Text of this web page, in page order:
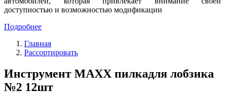
доступностью и возможностью модификации
Подробнее
Главная
Рассортировать
Инструмент MAXX пилкадля лобзика
№2 12шт